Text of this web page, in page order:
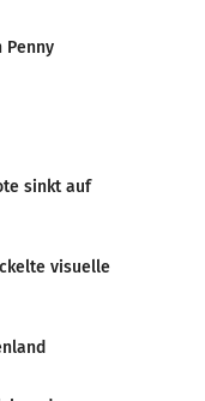
Penny
sinkt auf
visuelle